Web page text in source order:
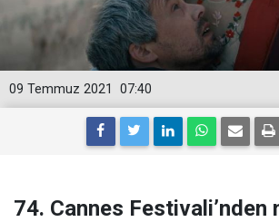
07:40
09 Temmuz 2021
74. Cannes Festivali’nden